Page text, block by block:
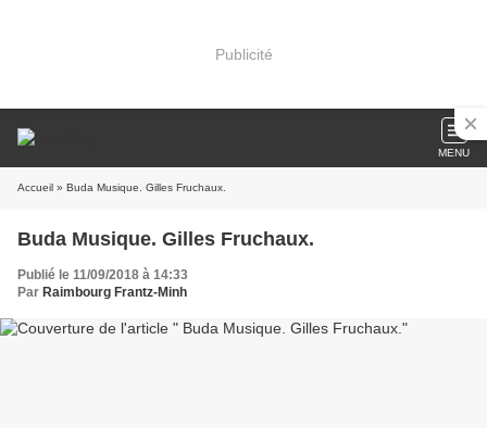
Publicité
MENU
Accueil » Buda Musique. Gilles Fruchaux.
Buda Musique. Gilles Fruchaux.
Publié le 11/09/2018 à 14:33
Par Raimbourg Frantz-Minh